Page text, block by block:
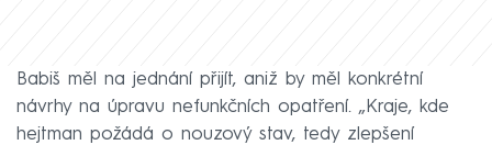
Babiš měl na jednání přijít, aniž by měl konkrétní
návrhy na úpravu nefunkčních opatření. „Kraje, kde
hejtman požádá o nouzový stav, tedy zlepšení